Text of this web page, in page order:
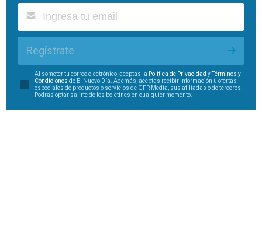
Regístrate
Al someter tu correo electrónico, aceptas la Política de Privacidad yTérminos y
Condiciones de El Nuevo Día. Además, aceptas recibir información u ofertas
especiales de productos o servicios de GFR Media, sus afiliadas o de terceros.
Podrás optar salirte de los boletines en cualquier momento.